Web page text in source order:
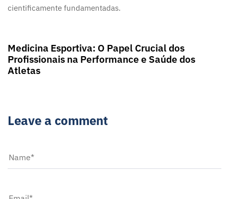
cientificamente fundamentadas.
Medicina Esportiva: O Papel Crucial dos
Profissionais na Performance e Saúde dos
Atletas
Leave a comment